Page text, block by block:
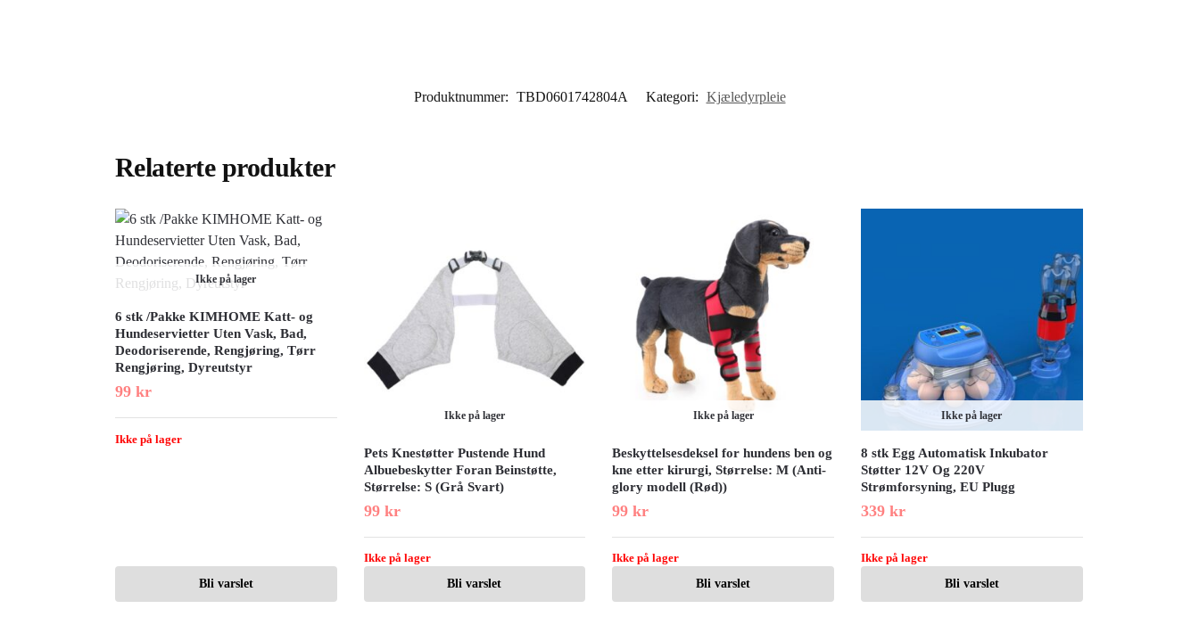
Produktnummer: TBD0601742804A Kategori: Kjæledyrpleie
Relaterte produkter
Ikke på lager
6 stk /Pakke KIMHOME Katt- og
Hundeservietter Uten Vask, Bad,
Deodoriserende, Rengjøring, Tørr
Rengjøring, Dyreutstyr
99 kr
Ikke på lager
Bli varslet
Ikke på lager
Pets Knestøtter Pustende Hund
Albuebeskytter Foran Beinstøtte,
Størrelse: S (Grå Svart)
99 kr
Ikke på lager
Bli varslet
Ikke på lager
Beskyttelsesdeksel for hundens ben og
kne etter kirurgi, Størrelse: M (Anti-
glory modell (Rød))
99kr
Ikke på lager
Bli varslet
Ikke på lager
8 stk Egg Automatisk Inkubator
Støtter 12V Og 220V
Strømforsyning, EU Plugg
339kr
Ikke på lager
Bli varslet